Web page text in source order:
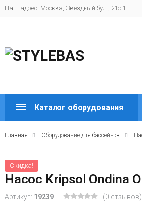
Наш адрес: Москва, Звёздный бул., 21с.1
Каталог оборудования
Главная Оборудование для бассейнов
Скидка!
Насос Kripsol Ondina
Артикул: 19239 (0 отзывов)